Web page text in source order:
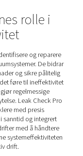
1X/2X
identifisering og
og
presisjon og
de minste
driftskostnadene.